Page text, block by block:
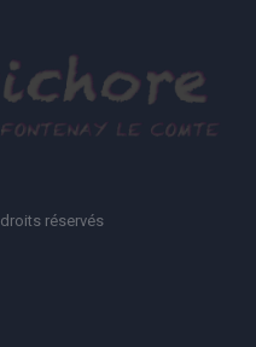
réservés